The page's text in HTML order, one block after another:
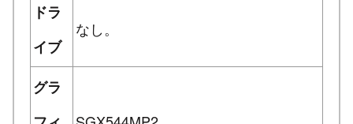
ドラ
イブ
なし。
グラ